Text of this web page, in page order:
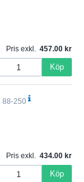
Pris exkl. 457.00
Köp
88-250
Pris exkl. 434.00
Köp